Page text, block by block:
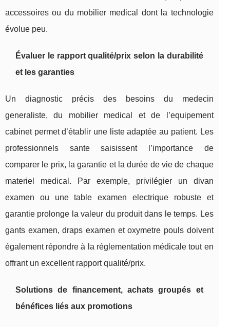
accessoires ou du mobilier medical dont la technologie
évolue peu.
Évaluer le rapport qualité/prix selon la durabilité
et les garanties
Un diagnostic précis des besoins du medecin
generaliste, du mobilier medical et de l’equipement
cabinet permet d’établir une liste adaptée au patient. Les
professionnels sante saisissent l’importance de
comparer le prix, la garantie et la durée de vie de chaque
materiel medical. Par exemple, privilégier un divan
examen ou une table examen electrique robuste et
garantie prolonge la valeur du produit dans le temps. Les
gants examen, draps examen et oxymetre pouls doivent
également répondre à la réglementation médicale tout en
offrant un excellent rapport qualité/prix.
Solutions de financement, achats groupés et
bénéfices liés aux promotions